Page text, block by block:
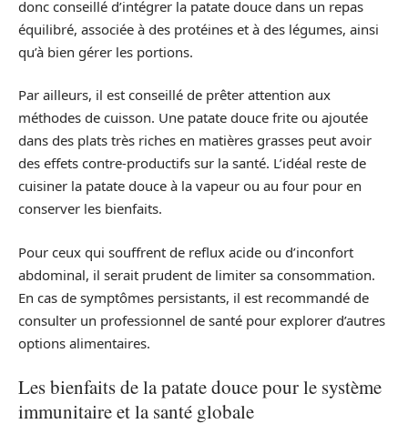
donc conseillé d’intégrer la patate douce dans un repas
équilibré, associée à des protéines et à des légumes, ainsi
qu’à bien gérer les portions.
Par ailleurs, il est conseillé de prêter attention aux
méthodes de cuisson. Une patate douce frite ou ajoutée
dans des plats très riches en matières grasses peut avoir
des effets contre-productifs sur la santé. L’idéal reste de
cuisiner la patate douce à la vapeur ou au four pour en
conserver les bienfaits.
Pour ceux qui souffrent de reflux acide ou d’inconfort
abdominal, il serait prudent de limiter sa consommation.
En cas de symptômes persistants, il est recommandé de
consulter un professionnel de santé pour explorer d’autres
options alimentaires.
Les bienfaits de la patate douce pour le système
immunitaire et la santé globale